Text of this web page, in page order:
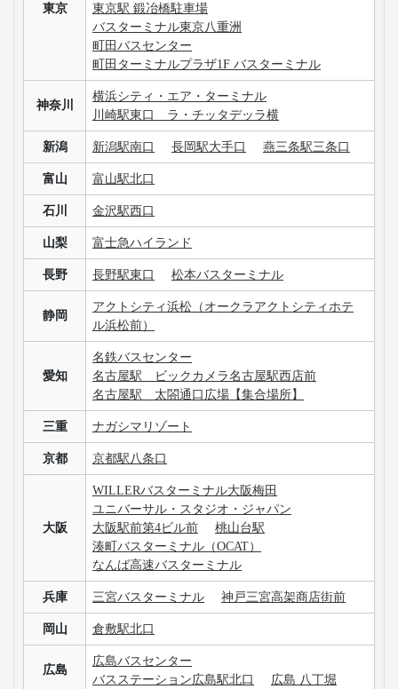
東京
東京駅 鍛冶橋駐車場
バスターミナル東京八重洲
町田バスセンター
町田ターミナルプラザ1F バスターミナル
神奈川
横浜シティ・エア・ターミナル
川崎駅東口 ラ・チッタデッラ横
新潟 新潟駅南口 長岡駅大手口 燕三条駅三条口
富山 富山駅北口
石川 金沢駅西口
山梨 富士急ハイランド
長野 長野駅東口 松本バスターミナル
静岡
アクトシティ浜松（オークラアクトシティホテ
ル浜松前）
愛知
名鉄バスセンター
名古屋駅 ビックカメラ名古屋駅西店前
名古屋駅 太閤通口広場【集合場所】
三重 ナガシマリゾート
京都 京都駅八条口
大阪
WILLERバスターミナル大阪梅田
ユニバーサル・スタジオ・ジャパン
大阪駅前第4ビル前
桃山台駅
湊町バスターミナル（OCAT）
なんば高速バスターミナル
兵庫 三宮バスターミナル 神戸三宮高架商店街前
岡山 倉敷駅北口
広島
広島バスセンター
バスステーション広島駅北口
広島 八丁堀